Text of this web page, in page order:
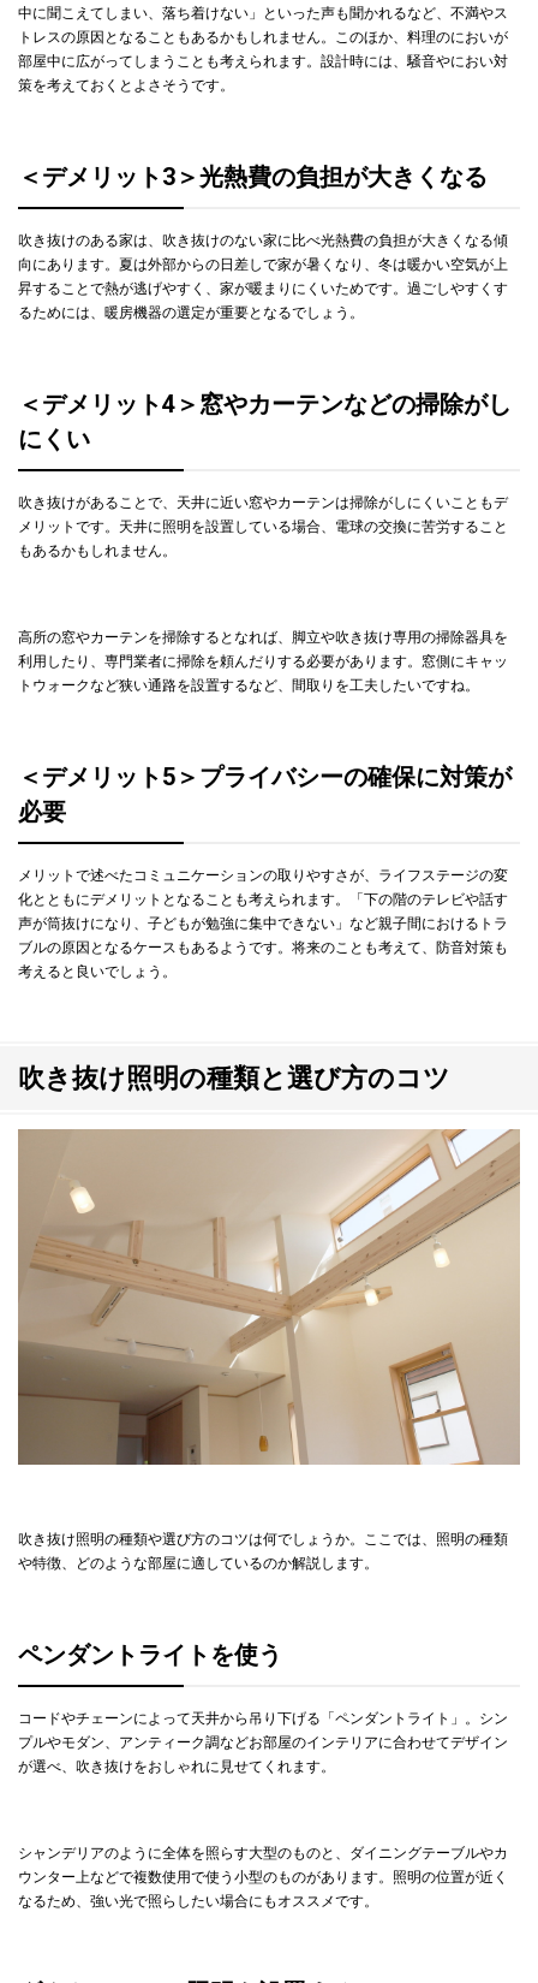
中に聞こえてしまい、落ち着けない」といった声も聞かれるなど、不満やス
トレスの原因となることもあるかもしれません。このほか、料理のにおいが
部屋中に広がってしまうことも考えられます。設計時には、騒音やにおい対
策を考えておくとよさそうです。
＜デメリット3＞光熱費の負担が大きくなる
吹き抜けのある家は、吹き抜けのない家に比べ光熱費の負担が大きくなる傾
向にあります。夏は外部からの日差しで家が暑くなり、冬は暖かい空気が上
昇することで熱が逃げやすく、家が暖まりにくいためです。過ごしやすくす
るためには、暖房機器の選定が重要となるでしょう。
＜デメリット4＞窓やカーテンなどの掃除がし
にくい
吹き抜けがあることで、天井に近い窓やカーテンは掃除がしにくいこともデ
メリットです。天井に照明を設置している場合、電球の交換に苦労すること
もあるかもしれません。
高所の窓やカーテンを掃除するとなれば、脚立や吹き抜け専用の掃除器具を
利用したり、専門業者に掃除を頼んだりする必要があります。窓側にキャッ
トウォークなど狭い通路を設置するなど、間取りを工夫したいですね。
＜デメリット5＞プライバシーの確保に対策が
必要
メリットで述べたコミュニケーションの取りやすさが、ライフステージの変
化とともにデメリットとなることも考えられます。「下の階のテレビや話す
声が筒抜けになり、子どもが勉強に集中できない」など親子間におけるトラ
ブルの原因となるケースもあるようです。将来のことも考えて、防音対策も
考えると良いでしょう。
吹き抜け照明の種類と選び方のコツ
吹き抜け照明の種類や選び方のコツは何でしょうか。ここでは、照明の種類
や特徴、どのような部屋に適しているのか解説します。
ペンダントライトを使う
コードやチェーンによって天井から吊り下げる「ペンダントライト」。シン
プルやモダン、アンティーク調などお部屋のインテリアに合わせてデザイン
が選べ、吹き抜けをおしゃれに見せてくれます。
シャンデリアのように全体を照らす大型のものと、ダイニングテーブルやカ
ウンター上などで複数使用で使う小型のものがあります。照明の位置が近く
なるため、強い光で照らしたい場合にもオススメです。